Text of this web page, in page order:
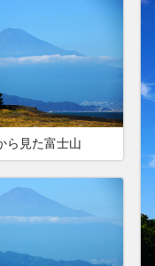
ら見た富士山